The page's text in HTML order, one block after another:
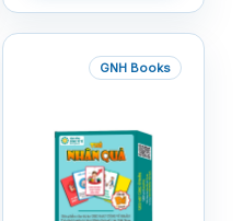
GNH Books